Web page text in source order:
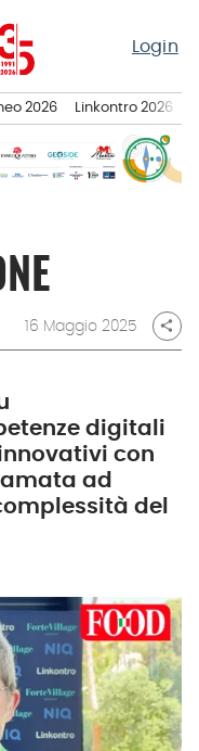
Login
2026 Linkontro 2026
16 Maggio 2025 share
digitali
con
ad
del